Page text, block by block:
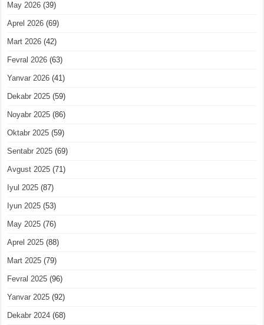
May 2026 (39)
Aprel 2026 (69)
Mart 2026 (42)
Fevral 2026 (63)
Yanvar 2026 (41)
Dekabr 2025 (59)
Noyabr 2025 (86)
Oktabr 2025 (59)
Sentabr 2025 (69)
Avgust 2025 (71)
Iyul 2025 (87)
Iyun 2025 (53)
May 2025 (76)
Aprel 2025 (88)
Mart 2025 (79)
Fevral 2025 (96)
Yanvar 2025 (92)
Dekabr 2024 (68)